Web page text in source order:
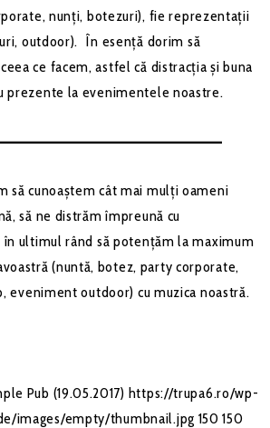
nunți, botezuri), fie reprezentații
outdoor). În esență dorim să
ce facem, astfel că distracția și buna
prezente la evenimentele noastre.
să cunoaștem cât mai mulți oameni
să ne distrăm împreună cu
în ultimul rând să potențăm la maximum
(nuntă, botez, party corporate,
eveniment outdoor) cu muzica noastră.
Pub (19.05.2017) https://trupa6.ro/wp-
images/empty/thumbnail.jpg 150 150